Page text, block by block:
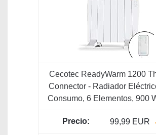
Cecotec ReadyWarm 1200
Connector - Radiador
Consumo, 6 Elementos, 900
99,99 EUR